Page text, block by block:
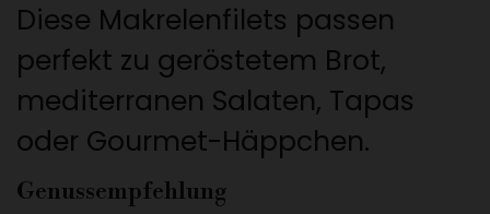
Diese Makrelenfilets passen
perfekt zu geröstetem Brot,
mediterranen Salaten, Tapas
oder Gourmet-Häppchen.
Genussempfehlung